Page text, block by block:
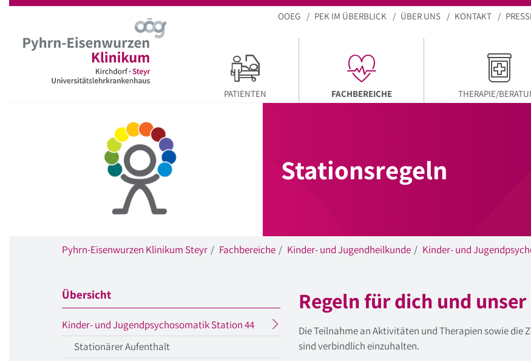
OOEG PEK IM ÜBERBLICK ÜBER UNS KONTAKT
PATIENTEN FACHBEREICHEAKTUELLER MENÜPUNKT
THERAPIE/
Stationsregeln
Pyhrn-Eisenwurzen Klinikum Steyr Fachbereiche Kinder- und Jugendheilkunde Kinder- und
Übersicht
Kinder- und Jugendpsychosomatik Station 44aktueller
Menüpunkt
Stationärer Aufenthalt
Regeln für dich und
Die Teilnahme an Aktivitäten und Therapien sowie die
sind verbindlich einzuhalten.